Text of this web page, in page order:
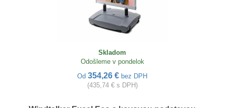
Skladom
Odošleme v pondelok
Od 354,26 € bez DPH
(435,74 € s DPH)